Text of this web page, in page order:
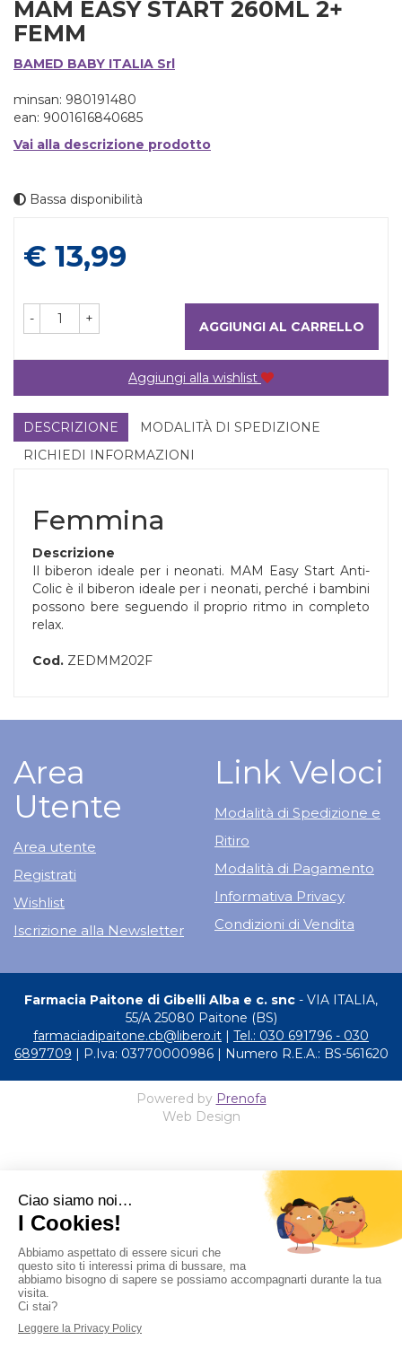
MAM EASY START 260ML 2+
FEMM
BAMED BABY ITALIA Srl
minsan: 980191480
ean: 9001616840685
Vai alla descrizione prodotto
Bassa disponibilità
Prezzo
€ 13,99
- + AGGIUNGI AL CARRELLO
Aggiungi alla wishlist
DESCRIZIONE
MODALITÀ DI SPEDIZIONE
RICHIEDI INFORMAZIONI
Femmina
Descrizione
Il biberon ideale per i neonati. MAM Easy Start Anti-
Colic è il biberon ideale per i neonati, perché i bambini
possono bere seguendo il proprio ritmo in completo
relax.
Cod. ZEDMM202F
Area
Utente
Area utente
Registrati
Wishlist
Iscrizione alla Newsletter
Link Veloci
Modalità di Spedizione e
Ritiro
Modalità di Pagamento
Informativa Privacy
Condizioni di Vendita
Farmacia Paitone di Gibelli Alba e c. snc - VIA ITALIA,
55/A 25080 Paitone (BS)
farmaciadipaitone.cb@libero.it
Tel.: 030 691796 - 030
6897709 | P.Iva: 03770000986 | Numero R.E.A.: BS-561620
Powered by Prenofa
Web Design